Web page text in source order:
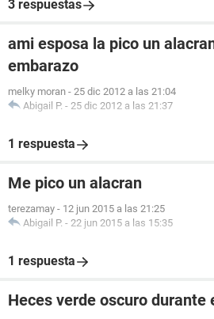
3 respuestas
ami esposa la pico un
embarazo
melky moran - 25 dic 2012 a las 21:04
Abigail P. - 25 dic 2012 a las 21:37
1 respuesta
Me pico un alacran
terezamay - 12 jun 2015 a las 21:25
Abigail P. - 22 jun 2015 a las 15:35
1 respuesta
Heces verde oscuro durante